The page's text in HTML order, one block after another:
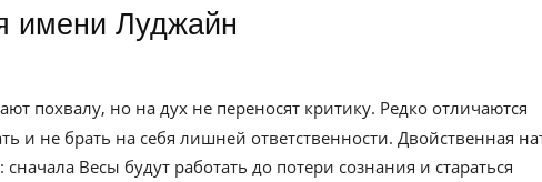
имени Луджайн
похвалу, но на дух не переносят критику. Редко отличаются
и не брать на себя лишней ответственности. Двойственная
Весы будут работать до потери сознания и стараться